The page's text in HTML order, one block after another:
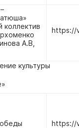
коллектив
А.В,
https://
культуры
https://